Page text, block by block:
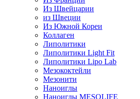
Из Швейцарии
из Швеции
Из Южной Кореи
Коллаген
Липолитики
Липолитики Light Fit
Липолитики Lipo Lab
Мезококтейли
Мезонити
Наноиглы
Наноиглы MESOLIFE